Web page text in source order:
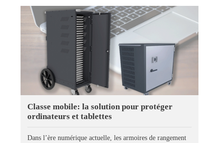
Classe mobile: la solution pour protéger
ordinateurs et tablettes
Dans l’ère numérique actuelle, les armoires de rangement